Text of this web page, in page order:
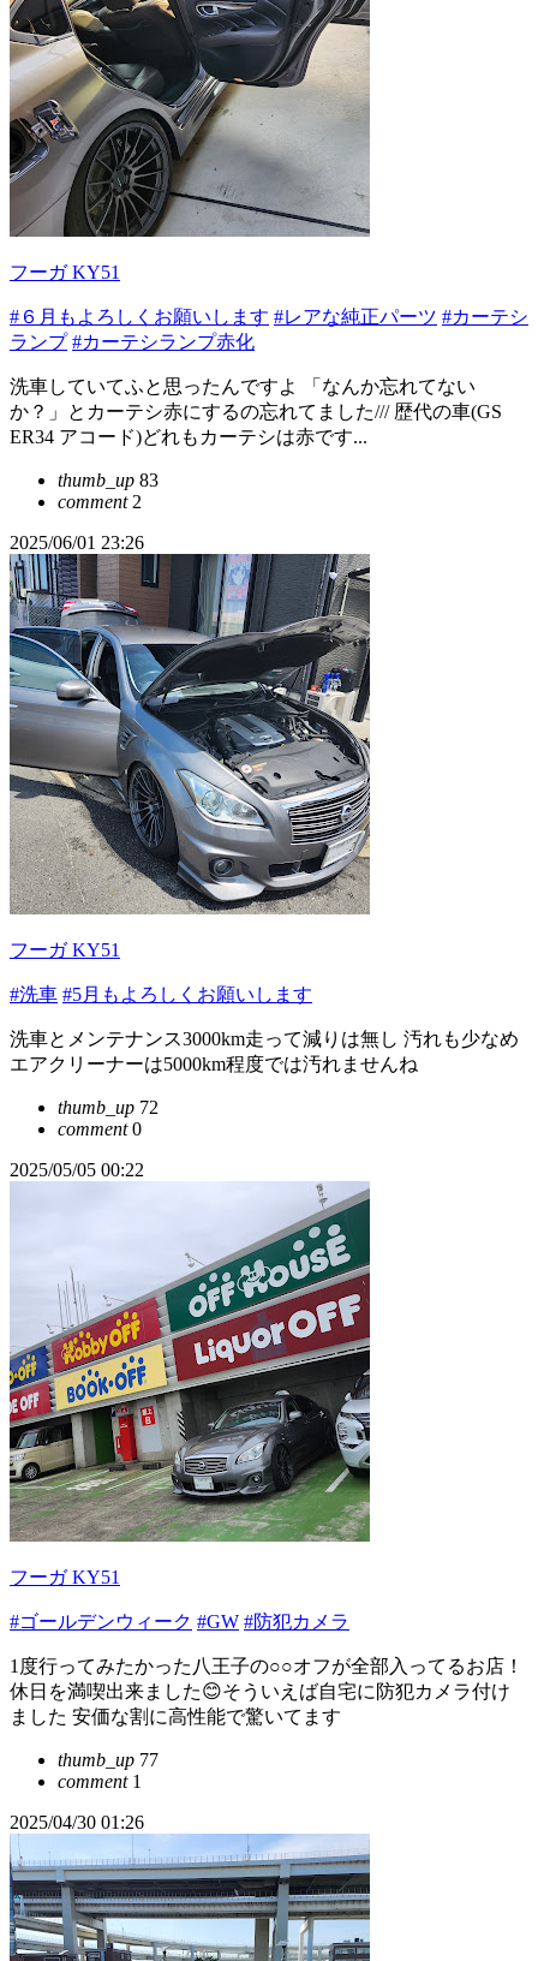
フーガ KY51
#６月もよろしくお願いします #レアな純正パーツ #カーテシ
ランプ #カーテシランプ赤化
洗車していてふと思ったんですよ 「なんか忘れてない
か？」とカーテシ赤にするの忘れてました/// 歴代の車(GS
ER34 アコード)どれもカーテシは赤です...
thumb_up 83
comment2
2025/06/01 23:26
フーガ KY51
#洗車 #5月もよろしくお願いします
洗車とメンテナンス3000km走って減りは無し 汚れも少なめ
エアクリーナーは5000km程度では汚れませんね
thumb_up 72
comment0
2025/05/05 00:22
フーガ KY51
#ゴールデンウィーク #GW #防犯カメラ
1度行ってみたかった八王子の○○オフが全部入ってるお店！
休日を満喫出来ました😊そういえば自宅に防犯カメラ付け
ました 安価な割に高性能で驚いてます
thumb_up 77
comment1
2025/04/30 01:26